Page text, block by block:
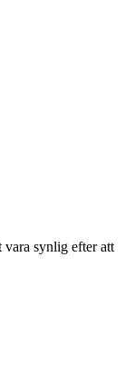
synlig efter att